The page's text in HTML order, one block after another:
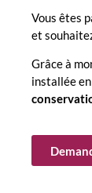
Vous êtes
et
Grâce à
installée